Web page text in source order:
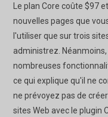
Le plan Core coûte $97
nouvelles pages que
l'utiliser que sur trois
administrez.
nombreuses
ce qui explique qu'il ne
ne prévoyez pas de
sites Web avec le plugin